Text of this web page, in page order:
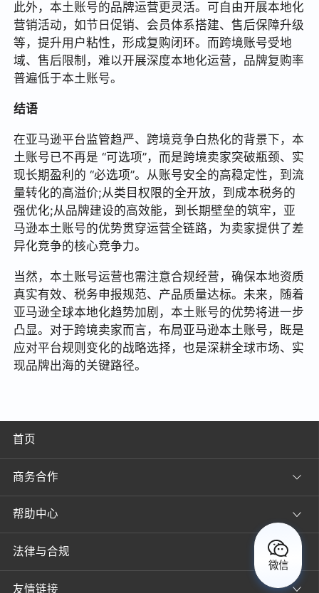
此外，本土账号的品牌运营更灵活。可自由开展本地化
营销活动，如节日促销、会员体系搭建、售后保障升级
等，提升用户粘性，形成复购闭环。而跨境账号受地
域、售后限制，难以开展深度本地化运营，品牌复购率
普遍低于本土账号。
结语
在亚马逊平台监管趋严、跨境竞争白热化的背景下，本
土账号已不再是 “可选项”，而是跨境卖家突破瓶颈、实
现长期盈利的 “必选项”。从账号安全的高稳定性，到流
量转化的高溢价;从类目权限的全开放，到成本税务的
强优化;从品牌建设的高效能，到长期壁垒的筑牢，亚
马逊本土账号的优势贯穿运营全链路，为卖家提供了差
异化竞争的核心竞争力。
当然，本土账号运营也需注意合规经营，确保本地资质
真实有效、税务申报规范、产品质量达标。未来，随着
亚马逊全球本地化趋势加剧，本土账号的优势将进一步
凸显。对于跨境卖家而言，布局亚马逊本土账号，既是
应对平台规则变化的战略选择，也是深耕全球市场、实
现品牌出海的关键路径。
微信
首页
商务合作
帮助中心
法律与合规
友情链接